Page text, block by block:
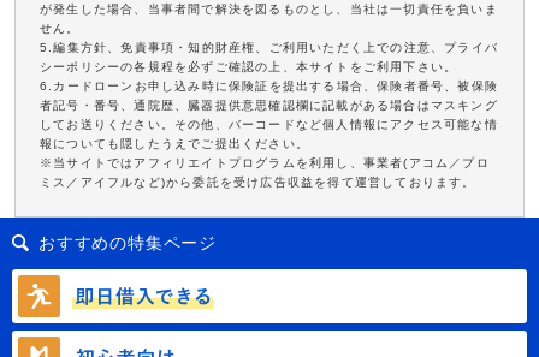
が発生した場合、当事者間で解決を図るものとし、当社は一切責任を負いま
せん。
5.編集方針、免責事項・知的財産権、ご利用いただく上での注意、プライバ
シーポリシーの各規程を必ずご確認の上、本サイトをご利用下さい。
6.カードローンお申し込み時に保険証を提出する場合、保険者番号、被保険
者記号・番号、通院歴、臓器提供意思確認欄に記載がある場合はマスキング
してお送りください。その他、バーコードなど個人情報にアクセス可能な情
報についても隠したうえでご提出ください。
※当サイトではアフィリエイトプログラムを利用し、事業者(アコム／プロ
ミス／アイフルなど)から委託を受け広告収益を得て運営しております。
おすすめの特集ページ